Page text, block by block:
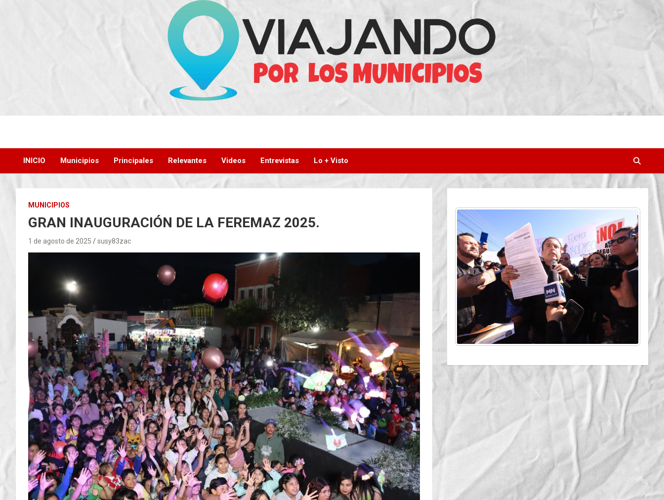
INICIO Municipios Principales Relevantes Videos Entrevistas Lo + Visto
MUNICIPIOS
GRAN INAUGURACIÓN DE LA FEREMAZ 2025.
1 de agosto de 2025 susy83zac